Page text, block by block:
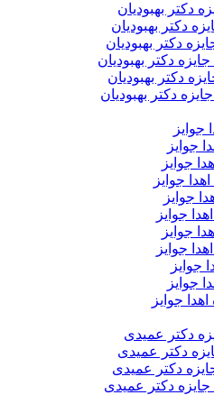
دکتر بهبودیان
دکتر بهبودیان
دکتر بهبودیان
دکتر بهبودیان
دکتر بهبودیان
دکتر بهبودیان
جوایز
جوایز
جوایز
جوایز
جوایز
جوایز
جوایز
جوایز
جوایز
جوایز
دکتر عمیدی
دکتر عمیدی
دکتر عمیدی
دکتر عمیدی